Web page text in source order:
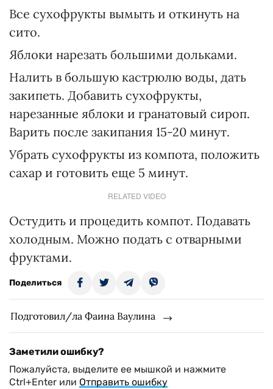
Все сухофрукты вымыть и откинуть на
сито.
Яблоки нарезать большими дольками.
Налить в большую кастрюлю воды, дать
закипеть. Добавить сухофрукты,
нарезанные яблоки и гранатовый сироп.
Варить после закипания 15-20 минут.
Убрать сухофрукты из компота, положить
сахар и готовить еще 5 минут.
RELATED VIDEO
Остудить и процедить компот. Подавать
холодным. Можно подать с отварными
фруктами.
Поделиться
Подготовил/ла Фаина Ваулина
Заметили ошибку?
Пожалуйста, выделите ее мышкой и нажмите
Ctrl+Enter или Отправить ошибку